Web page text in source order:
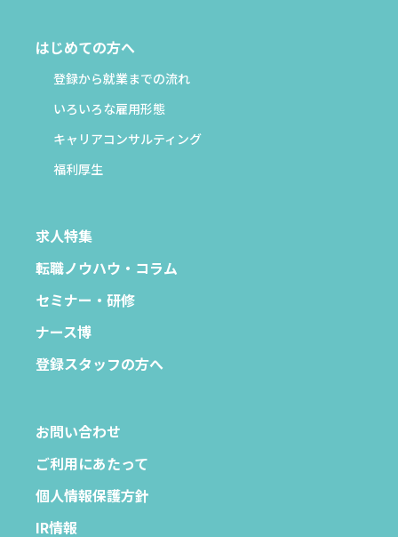
はじめての方へ
登録から就業までの流れ
いろいろな雇用形態
キャリアコンサルティング
福利厚生
求人特集
転職ノウハウ・コラム
セミナー・研修
ナース博
登録スタッフの方へ
お問い合わせ
ご利用にあたって
個人情報保護方針
IR情報